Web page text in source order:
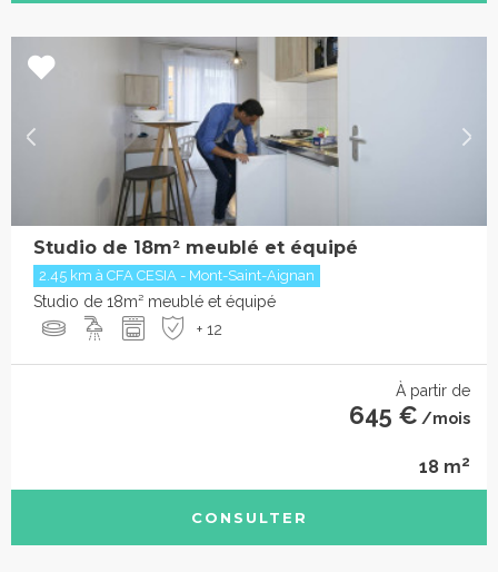
Studio de 18m² meublé et équipé
2.45 km à CFA CESIA - Mont-Saint-Aignan
Studio de 18m² meublé et équipé
+ 12
À partir de
645 € /mois
18 m2
CONSULTER